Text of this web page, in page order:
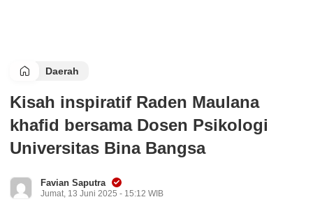
Daerah
Kisah inspiratif Raden Maulana
khafid bersama Dosen Psikologi
Universitas Bina Bangsa
Favian Saputra
Jumat, 13 Juni 2025 - 15:12 WIB